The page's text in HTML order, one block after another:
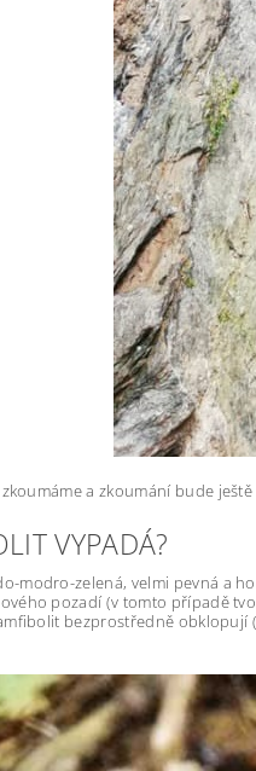
zkoumáme a zkoumání bude
VYPADÁ?
modro-zelená, velmi pevná a
pozadí (v tomto případě
bezprostředně obklopují